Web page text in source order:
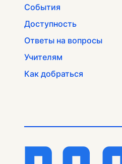
События
Доступность
Ответы на вопросы
Учителям
Как добраться